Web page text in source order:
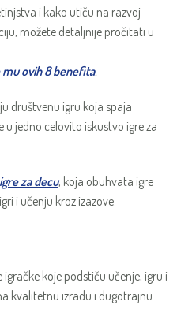
i kako utiču na razvoj
možete detaljnije pročitati u
ovih 8 benefita.
društvenu igru koja spaja
jedno celovito iskustvo igre za
za decu, koja obuhvata igre
i učenju kroz izazove.
koje podstiču učenje, igru i
kvalitetnu izradu i dugotrajnu